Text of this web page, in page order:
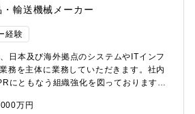
界で初めてディーゼルエンジンの小型化
農業機械や、建設機械、船舶など幅広い
れまでの産業用・船舶用エンジンのみな
インも視野に入れた変革と挑戦で、お客
創造するための最適なソリューションを
輸送機械メーカー
経験
日本及び海外拠点のシステムやITインフ
務を主体に業務していただきます。社内
にともなう組織強化を図っております。
ステム・コミュニケーションインフラ・
万円